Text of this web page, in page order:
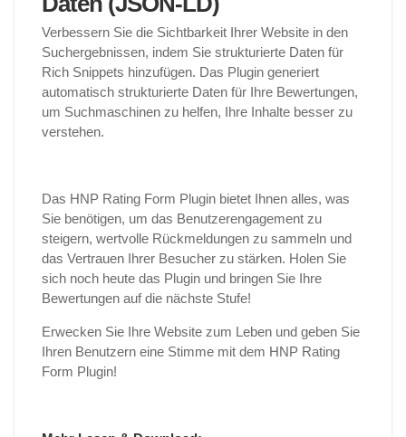
Verbessern Sie die Sichtbarkeit Ihrer Website in den
Suchergebnissen, indem Sie strukturierte Daten für
Rich Snippets hinzufügen. Das Plugin generiert
automatisch strukturierte Daten für Ihre Bewertungen,
um Suchmaschinen zu helfen, Ihre Inhalte besser zu
verstehen.
Das HNP Rating Form Plugin bietet Ihnen alles, was
Sie benötigen, um das Benutzerengagement zu
steigern, wertvolle Rückmeldungen zu sammeln und
das Vertrauen Ihrer Besucher zu stärken. Holen Sie
sich noch heute das Plugin und bringen Sie Ihre
Bewertungen auf die nächste Stufe!
Erwecken Sie Ihre Website zum Leben und geben Sie
Ihren Benutzern eine Stimme mit dem HNP Rating
Form Plugin!